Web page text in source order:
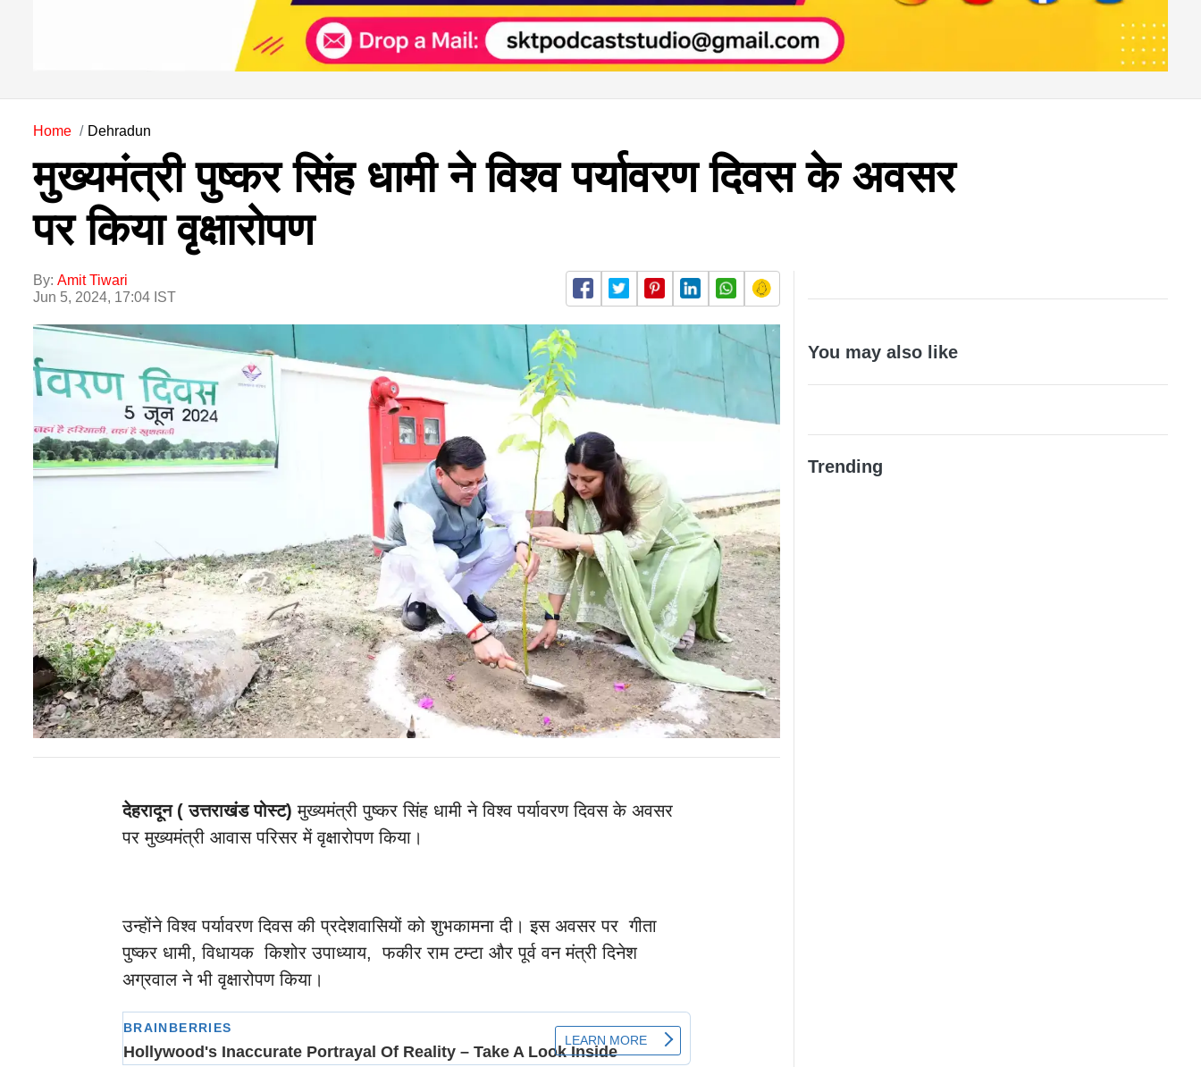
Home Dehradun
मुख्यमंत्री पुष्कर सिंह धामी ने विश्व पर्यावरण दिवस के अवसर
पर किया वृक्षारोपण
By: Amit Tiwari
Jun 5, 2024, 17:04 IST
देहरादून ( उत्तराखंड पोस्ट) मुख्यमंत्री पुष्कर सिंह धामी ने विश्व पर्यावरण दिवस के अवसर
पर मुख्यमंत्री आवास परिसर में वृक्षारोपण किया।
उन्होंने विश्व पर्यावरण दिवस की प्रदेशवासियों को शुभकामना दी। इस अवसर पर गीता
पुष्कर धामी, विधायक किशोर उपाध्याय, फकीर राम टम्टा और पूर्व वन मंत्री दिनेश
अग्रवाल ने भी वृक्षारोपण किया।
You may also like
Trending